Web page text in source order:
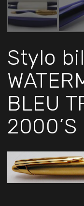
Stylo
BLEU
2000’S